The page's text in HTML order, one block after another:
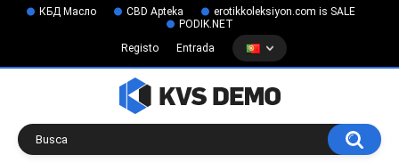
КБД Масло CBD Apteka
erotikkoleksiyon.com is SALE
PODIK.NET
Registo
Entrada